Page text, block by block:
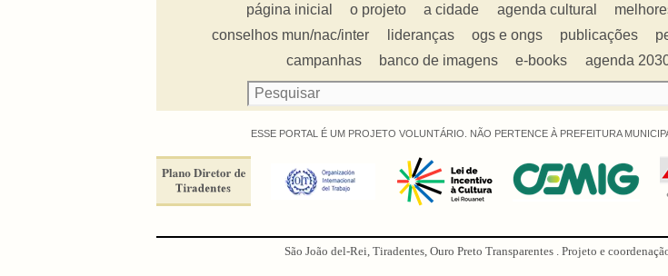
página inicial o projeto a cidade agenda cultural
conselhos mun/nac/inter
lideranças ogs e ongs publicações
campanhas
banco de imagens e-books agenda
ESSE PORTAL É UM PROJETO VOLUNTÁRIO. NÃO PERTENCE À PREFEITURA
São João del-Rei, Tiradentes, Ouro Preto Transparentes . Projeto e